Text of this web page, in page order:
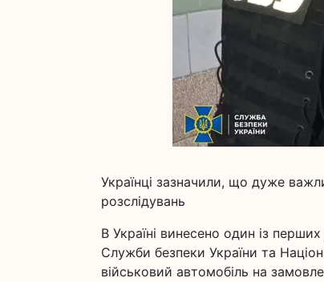
Українці зазначили, що дуже
розслідувань
В Україні винесено один із
Служби безпеки України та
військовий автомобіль на